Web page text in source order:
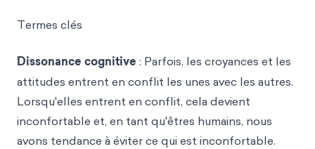
Termes clés
Dissonance cognitive : Parfois, les croyances et les
attitudes entrent en conflit les unes avec les autres.
Lorsqu'elles entrent en conflit, cela devient
inconfortable et, en tant qu'êtres humains, nous
avons tendance à éviter ce qui est inconfortable.